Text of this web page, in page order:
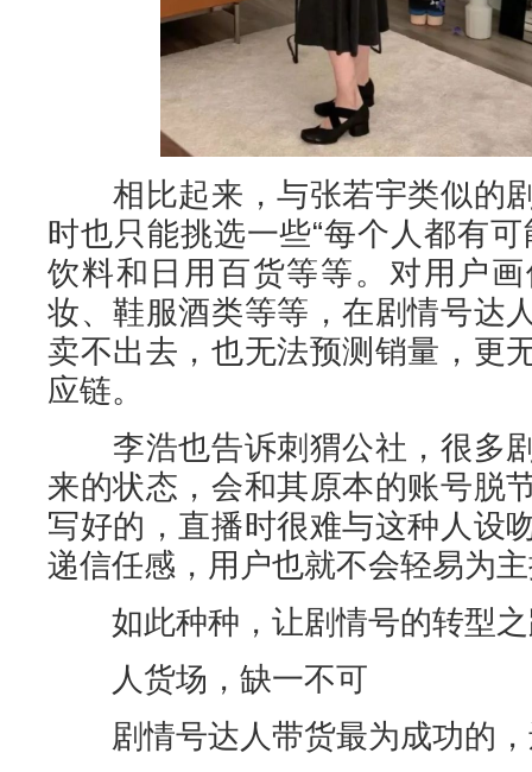
相比起来，与张若宇类似的
时也只能挑选一些“每个人都有
饮料和日用百货等等。对用户
妆、鞋服酒类等等，在剧情号达
卖不出去，也无法预测销量，更
应链。
李浩也告诉刺猬公社，很多
来的状态，会和其原本的账号脱
写好的，直播时很难与这种人设
递信任感，用户也就不会轻易为
如此种种，让剧情号的转型之
人货场，缺一不可‍
剧情号达人带货最为成功的，